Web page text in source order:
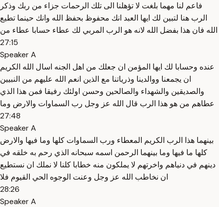
فاعم لنا مهما بلغت لا تؤهلنا الى تلك الرحمات جزاء من ربك وذكر
الرب هنا لتبين لك ايها العبد انك محفوظ بحفظ الله وانك حينما تطيع
الله فان هذا بفضل الله لانه هو الرب المربي لك عطاء حسابا عطاء من
27:15
Speaker A
عنده وحسابا لك ايها المؤمن ان جعلك من اهل الجنه اسال الله الكريم
ان يجمعنا ووالدينا وذرياتنا مع الذين انعم الله عليهم من النبيين
والصديقين والشهداء والصالحين وحسن اولئك رفيقا فمن هذا الذي
عطاهم من هو هذا الرب قال الله عز وجل رب السماوات والارض وما
27:48
Speaker A
بينهما هذا الرب الكريم المعطاء ورب السماوات كلها وما فيها والارض
كلها ما فيها وما بينهما الرحمن اسمه سبحانه الذي رحم به خلقه في
دينهم في دنياهم واخرتهم لا يملكون منه خطابا كلنا لا نملك ان نستطيع
ان نخاطب الله عز وجل وعنت الوجوه الحي القيوم فلا
28:26
Speaker A